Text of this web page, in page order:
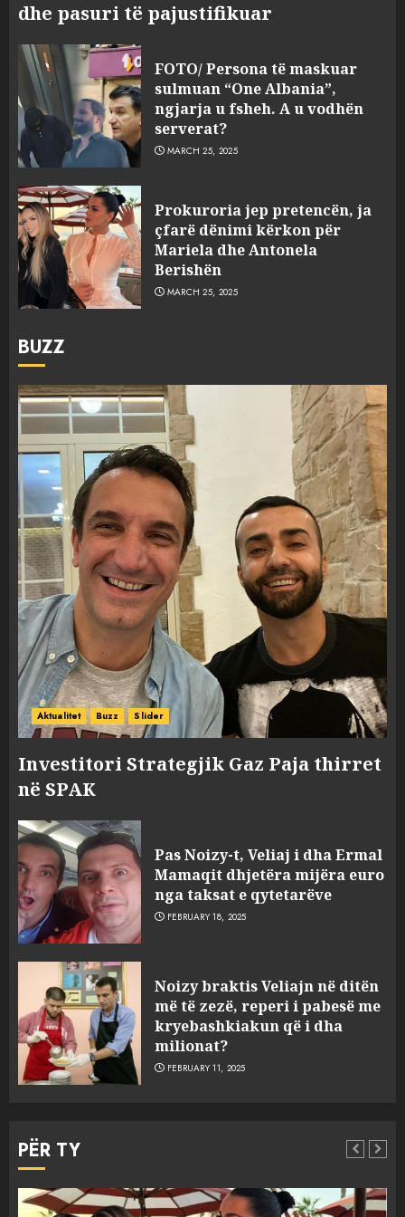
dhe pasuri të pajustifikuar
FOTO/ Persona të maskuar
sulmuan “One Albania”,
ngjarja u fsheh. A u vodhën
serverat?
MARCH 25, 2025
Prokuroria jep pretencën, ja
çfarë dënimi kërkon për
Mariela dhe Antonela
Berishën
MARCH 25, 2025
BUZZ
Aktualitet Buzz Slider
Investitori Strategjik Gaz Paja thirret
në SPAK
Pas Noizy-t, Veliaj i dha Ermal
Mamaqit dhjetëra mijëra euro
nga taksat e qytetarëve
FEBRUARY 18, 2025
Noizy braktis Veliajn në ditën
më të zezë, reperi i pabesë me
kryebashkiakun që i dha
milionat?
FEBRUARY 11, 2025
PËR TY
3
sulmuan “One Albania”,
ngjarja u fsheh. A u vodhën
serverat?
MARCH 25, 2025
4 MARCH 25, 2025